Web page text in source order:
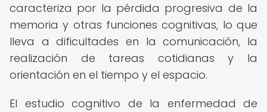
caracteriza por la pérdida progresiva de la
memoria y otras funciones cognitivas, lo que
lleva a dificultades en la comunicación, la
realización de tareas cotidianas y la
orientación en el tiempo y el espacio.
El estudio cognitivo de la enfermedad de